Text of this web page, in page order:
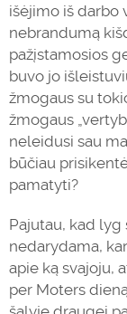
išėjimo iš darbo
nebrandumą
pažįstamosios
buvo jo
žmogaus su
žmogaus
neleidusi sau
būčiau
pamatyti?
Pajutau, kad lyg
nedarydama,
apie ką svajoju,
per Moters